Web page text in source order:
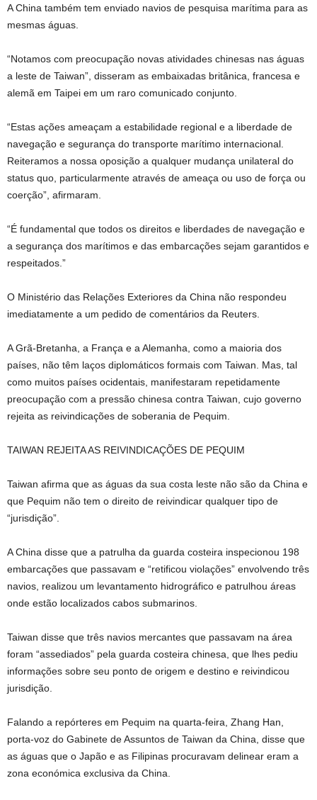
A China também tem enviado navios de pesquisa marítima para as
mesmas águas.
“Notamos com preocupação novas atividades chinesas nas águas
a leste de Taiwan”, disseram as embaixadas britânica, francesa e
alemã em Taipei em um raro comunicado conjunto.
“Estas ações ameaçam a estabilidade regional e a liberdade de
navegação e segurança do transporte marítimo internacional.
Reiteramos a nossa oposição a qualquer mudança unilateral do
status quo, particularmente através de ameaça ou uso de força ou
coerção”, afirmaram.
“É fundamental que todos os direitos e liberdades de navegação e
a segurança dos marítimos e das embarcações sejam garantidos e
respeitados.”
O Ministério das Relações Exteriores da China não respondeu
imediatamente a um pedido de comentários da Reuters.
A Grã-Bretanha, a França e a Alemanha, como a maioria dos
países, não têm laços diplomáticos formais com Taiwan. Mas, tal
como muitos países ocidentais, manifestaram repetidamente
preocupação com a pressão chinesa contra Taiwan, cujo governo
rejeita as reivindicações de soberania de Pequim.
TAIWAN REJEITA AS REIVINDICAÇÕES DE PEQUIM
Taiwan afirma que as águas da sua costa leste não são da China e
que Pequim não tem o direito de reivindicar qualquer tipo de
“jurisdição”.
A China disse que a patrulha da guarda costeira inspecionou 198
embarcações que passavam e “retificou violações” envolvendo três
navios, realizou um levantamento hidrográfico e patrulhou áreas
onde estão localizados cabos submarinos.
Taiwan disse que três navios mercantes que passavam na área
foram “assediados” pela guarda costeira chinesa, que lhes pediu
informações sobre seu ponto de origem e destino e reivindicou
jurisdição.
Falando a repórteres em Pequim na quarta-feira, Zhang Han,
porta-voz do Gabinete de Assuntos de Taiwan da China, disse que
as águas que o Japão e as Filipinas procuravam delinear eram a
zona económica exclusiva da China.